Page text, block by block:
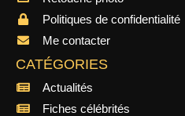
Politiques de confidentialité
Me contacter
CATÉGORIES
Actualités
Fiches célébrités